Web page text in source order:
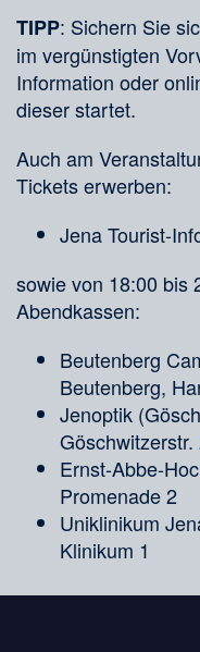
TIPP: Sichern Sie
im vergünstigten
Information oder
dieser startet.
Auch am
Tickets erwerben:
Jena Tourist-
sowie von 18:00 bis
Abendkassen:
Beutenberg
Beutenberg,
Jenoptik
Göschwitzerstr.
Ernst-Abbe-
Promenade 2
Uniklinikum
Klinikum 1